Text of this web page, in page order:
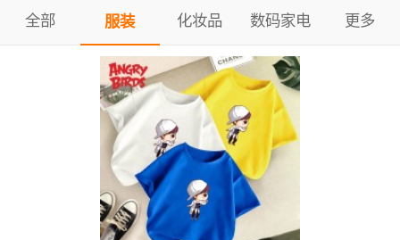
全部 服装 化妆品 数码家电 更多